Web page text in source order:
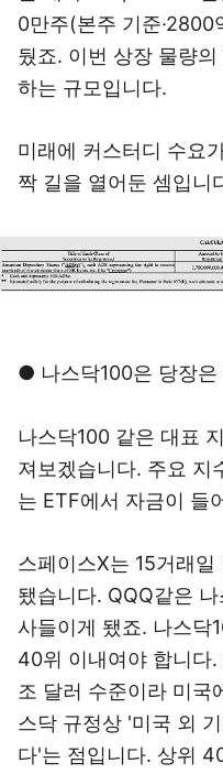
0만주(본주 기준·2800
뒀죠. 이번 상장 물량
하는 규모입니다.
미래에 커스터디 수요
짝 길을 열어둔 셈입니
● 나스닥100은 당장은
나스닥100 같은 대표
져보겠습니다. 주요 지
는 ETF에서 자금이 들
스페이스X는 15거래
됐습니다. QQQ같은
사들이게 됐죠. 나스닥
40위 이내여야 합니다.
조 달러 수준이라 미국
스닥 규정상 '미국 외
다'는 점입니다. 상위